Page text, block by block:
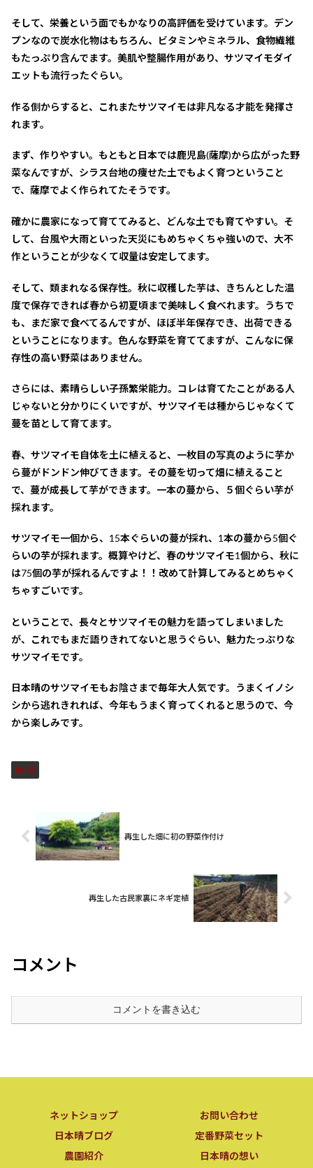
そして、栄養という面でもかなりの高評価を受けています。デン
プンなので炭水化物はもちろん、ビタミンやミネラル、食物繊維
もたっぷり含んでます。美肌や整腸作用があり、サツマイモダイ
エットも流行ったぐらい。
作る側からすると、これまたサツマイモは非凡なる才能を発揮さ
れます。
まず、作りやすい。もともと日本では鹿児島(薩摩)から広がった野
菜なんですが、シラス台地の痩せた土でもよく育つということ
で、薩摩でよく作られてたそうです。
確かに農家になって育ててみると、どんな土でも育てやすい。そ
して、台風や大雨といった天災にもめちゃくちゃ強いので、大不
作ということが少なくて収量は安定してます。
そして、類まれなる保存性。秋に収穫した芋は、きちんとした温
度で保存できれば春から初夏頃まで美味しく食べれます。うちで
も、まだ家で食べてるんですが、ほぼ半年保存でき、出荷できる
ということになります。色んな野菜を育ててますが、こんなに保
存性の高い野菜はありません。
さらには、素晴らしい子孫繁栄能力。コレは育てたことがある人
じゃないと分かりにくいですが、サツマイモは種からじゃなくて
蔓を苗として育てます。
春、サツマイモ自体を土に植えると、一枚目の写真のように芋か
ら蔓がドンドン伸びてきます。その蔓を切って畑に植えること
で、蔓が成長して芋ができます。一本の蔓から、５個ぐらい芋が
採れます。
サツマイモ一個から、15本ぐらいの蔓が採れ、1本の蔓から5個ぐ
らいの芋が採れます。概算やけど、春のサツマイモ1個から、秋に
は75個の芋が採れるんですよ！！改めて計算してみるとめちゃく
ちゃすごいです。
ということで、長々とサツマイモの魅力を語ってしまいました
が、これでもまだ語りきれてないと思うぐらい、魅力たっぷりな
サツマイモです。
日本晴のサツマイモもお陰さまで毎年大人気です。うまくイノシ
シから逃れきれれば、今年もうまく育ってくれると思うので、今
から楽しみです。
畑
再生した畑に初の野菜作付け
再生した古民家裏にネギ定植
コメント
コメントを書き込む
ネットショップ
お問い合わせ
日本晴ブログ
定番野菜セット
農園紹介
日本晴の想い